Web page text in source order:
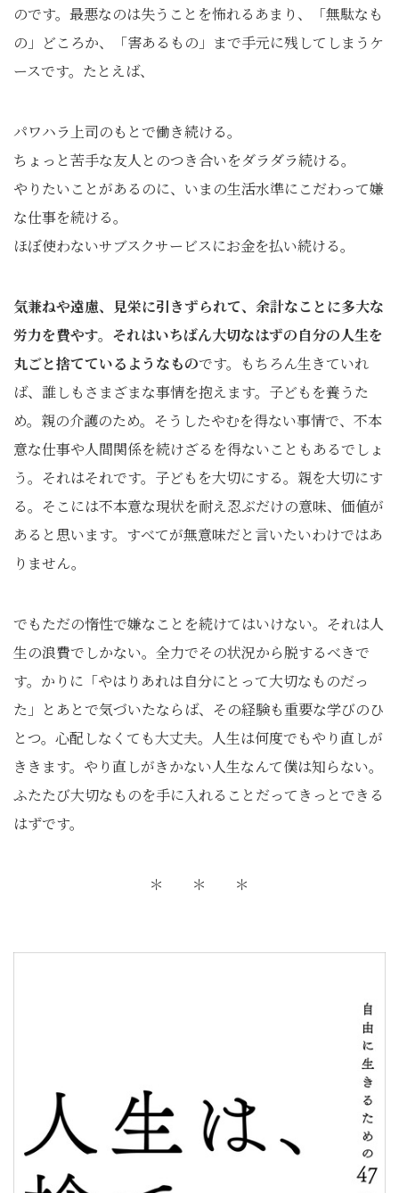
のです。最悪なのは失うことを怖れるあまり、「無駄なも
の」どころか、「害あるもの」まで手元に残してしまうケ
ースです。たとえば、
パワハラ上司のもとで働き続ける。
ちょっと苦手な友人とのつき合いをダラダラ続ける。
やりたいことがあるのに、いまの生活水準にこだわって嫌
な仕事を続ける。
ほぼ使わないサブスクサービスにお金を払い続ける。
気兼ねや遠慮、見栄に引きずられて、余計なことに多大な
労力を費やす。それはいちばん大切なはずの自分の人生を
丸ごと捨てているようなものです。もちろん生きていれ
ば、誰しもさまざまな事情を抱えます。子どもを養うた
め。親の介護のため。そうしたやむを得ない事情で、不本
意な仕事や人間関係を続けざるを得ないこともあるでしょ
う。それはそれです。子どもを大切にする。親を大切にす
る。そこには不本意な現状を耐え忍ぶだけの意味、価値が
あると思います。すべてが無意味だと言いたいわけではあ
りません。
でもただの惰性で嫌なことを続けてはいけない。それは人
生の浪費でしかない。全力でその状況から脱するべきで
す。かりに「やはりあれは自分にとって大切なものだっ
た」とあとで気づいたならば、その経験も重要な学びのひ
とつ。心配しなくても大丈夫。人生は何度でもやり直しが
ききます。やり直しがきかない人生なんて僕は知らない。
ふたたび大切なものを手に入れることだってきっとできる
はずです。
＊ ＊ ＊